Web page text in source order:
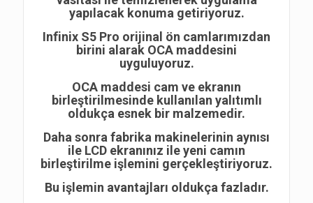
yapılacak konuma getiriyoruz.
Infinix S5 Pro orijinal ön camlarımızdan
birini alarak OCA maddesini
uyguluyoruz.
OCA maddesi cam ve ekranın
birleştirilmesinde kullanılan yalıtımlı
oldukça esnek bir malzemedir.
Daha sonra fabrika makinelerinin aynısı
ile LCD ekranınız ile yeni camın
birleştirilme işlemini gerçekleştiriyoruz.
Bu işlemin avantajları oldukça fazladır.